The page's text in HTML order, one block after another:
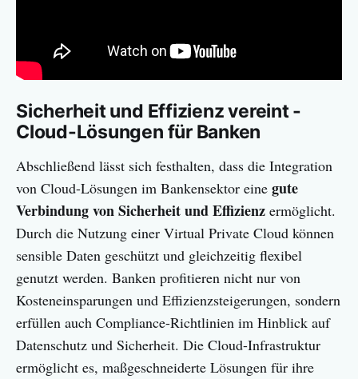
Sicherheit und Effizienz vereint -
Cloud-Lösungen für Banken
Abschließend lässt sich festhalten, dass die Integration
von Cloud-Lösungen im Bankensektor eine gute
Verbindung von Sicherheit und Effizienz ermöglicht.
Durch die Nutzung einer Virtual Private Cloud können
sensible Daten geschützt und gleichzeitig flexibel
genutzt werden. Banken profitieren nicht nur von
Kosteneinsparungen und Effizienzsteigerungen, sondern
erfüllen auch Compliance-Richtlinien im Hinblick auf
Datenschutz und Sicherheit. Die Cloud-Infrastruktur
ermöglicht es, maßgeschneiderte Lösungen für ihre